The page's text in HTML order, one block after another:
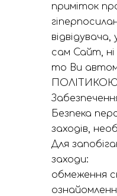
приміток
сам Сайт,
то Ви
ПОЛІТИКОЮ
Безпека
заходів,
Для
заходи:
обмеження